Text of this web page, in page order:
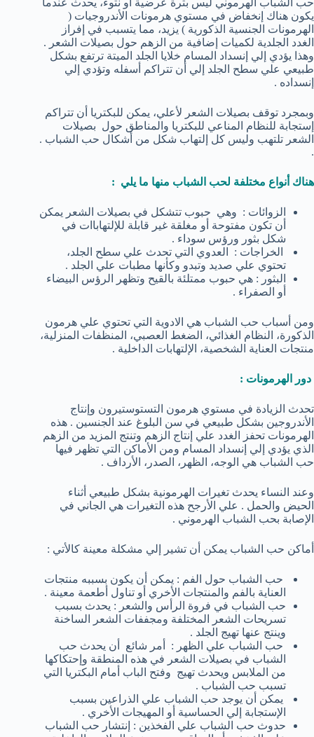
يكون هناك إنخفاض في مستوي هرمونات الأندروجيات (
الهرمونات الجنسية الذكورية ) يزيد، مما يتسبب في إفراز
الغدد الجلدية لكميات إضافية من الزهم حول بصيلات الشعر .
وهذا يؤدي إلي إنسداد المسام خلايا الجلد الميتة ترتفع بشكل
طبيعي علي سطح الجلد إلي أن تتراكم أسفله وتؤدي إلي
إنسداده .
وبمجرد توقف بصيلات الشعر لأعلي، يمكن للبكتريا أن تتراكم
إستجابة للنظام المناعي للبكتريا والمناطق حول بصيلات
الشعر تلتهب وليس كل إلتهاب شكل من أشكال حب الشباب .
.
هناك أنواع مختلفة لحب الشباب منها ما يلي :
الزوائات : وهي حبوب تتشكل في بصيلات الشعر يمكن
أن تكون مفتوحة أو مغلقة غير قابلة للإلتهاباات في
شكل بثور ورؤس سوداء .
الخراجات : العدوي التي تحدث علي سطح الجلد،
تحتوي علي صديد وتبدو وكأنها مطبات علي الجلد .
البثور : هي حبوب ممتلئة بالقيح وتظهر الرؤس البيضاء
أو الصفراء .
ومن أسباب حب الشباب هي الادوية التي تحتوي علي هرمون
الذكورة، النظام الغذائي، الضغط العصبي، المنظفات المنزلية،
منتجات العناية الشخصية، الإلتهابات الداخلية .
دور الهرمونات :
تحدث الزيادة في مستوي هرمون التستوستيرون وإنتاج
الأندروجين بشكل طبيعي في سن البلوغ عند الجنسين . هذه
الهرمونات تحفز الغدد علي إنتاج الزهم وتنتج المزيد من الزهم
الذي يؤدي إلي إنسداد المسام ومن الأماكن التي تظهر فيها
حب الشباب هي الوجه، الظهر، الصدر، الأرداف .
وعند النساء يحدث تغيرات الهرمونية بشكل طبيعي أثناء
الحيض والحمل . علي الأرجح هذه التغيرات هي الجاني في
الإصابة بحب الشباب الهرموني .
أماكن حب الشباب يمكن أن تشير إلي مشكلة معينة كالأتي :
حب الشباب حول الفم : يمكن أن يكون بسببه منتجات
العناية بالفم والمنتجات الأخري أو تناول أطعمة معينة .
حب الشباب في فروة الرأس والشعر : يحدث بسبب
تسريحات الشعر المختلفة ومجففات الشعر الساخنة
وينتج عنها تهيج الجلد .
حب الشباب علي الظهر : أمر شائع أن يحدث حب
الشباب في بصيلات الشعر في هذه المنطقة وإحتكاكها
من الملابس ويحدث تهيج وفتح الباب أمام البكتريا التي
تسبب حب الشباب .
يمكن أن يوجد حب الشباب علي الذراعين بسبب
الإستجابة إلي الحساسية أو المهيجات الأخري .
حدوث حب الشباب علي الفخذين : إنتشار حب الشباب